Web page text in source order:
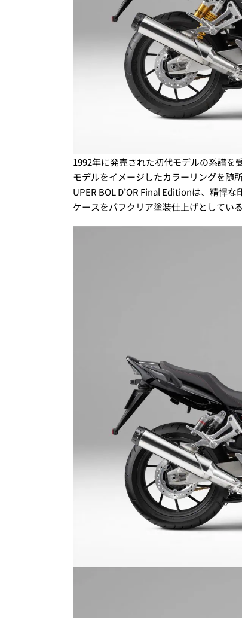
1992年に発売された初代モデルの系譜
モデルをイメージしたカラーリングを随
UPER BOL D’OR Final Editionは、精悍
ケースをバフクリア塗装仕上げとしている